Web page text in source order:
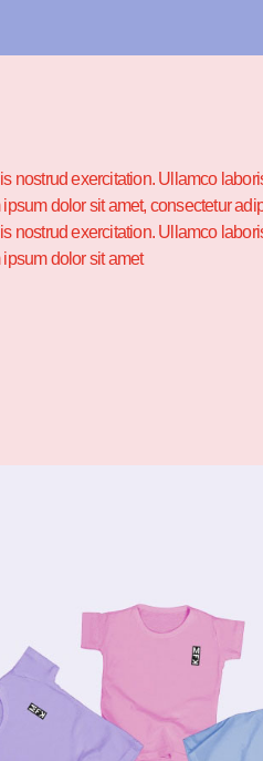
nostrud exercitation. Ullamco
dolor sit amet, consectetur
nostrud exercitation. Ullamco
dolor sit amet